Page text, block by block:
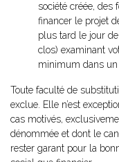
société créée, des
financer le projet
plus tard le jour
clos) examinant
minimum dans un
Toute faculté de
exclue. Elle n’est
cas motivés,
dénommée et dont le
rester garant pour la